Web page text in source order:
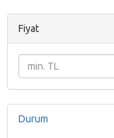
Fiyat
Durum